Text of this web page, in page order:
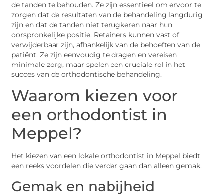
de tanden te behouden. Ze zijn essentieel om ervoor te
zorgen dat de resultaten van de behandeling langdurig
zijn en dat de tanden niet terugkeren naar hun
oorspronkelijke positie. Retainers kunnen vast of
verwijderbaar zijn, afhankelijk van de behoeften van de
patiënt. Ze zijn eenvoudig te dragen en vereisen
minimale zorg, maar spelen een cruciale rol in het
succes van de orthodontische behandeling.
Waarom kiezen voor
een orthodontist in
Meppel?
Het kiezen van een lokale orthodontist in Meppel biedt
een reeks voordelen die verder gaan dan alleen gemak.
Gemak en nabijheid